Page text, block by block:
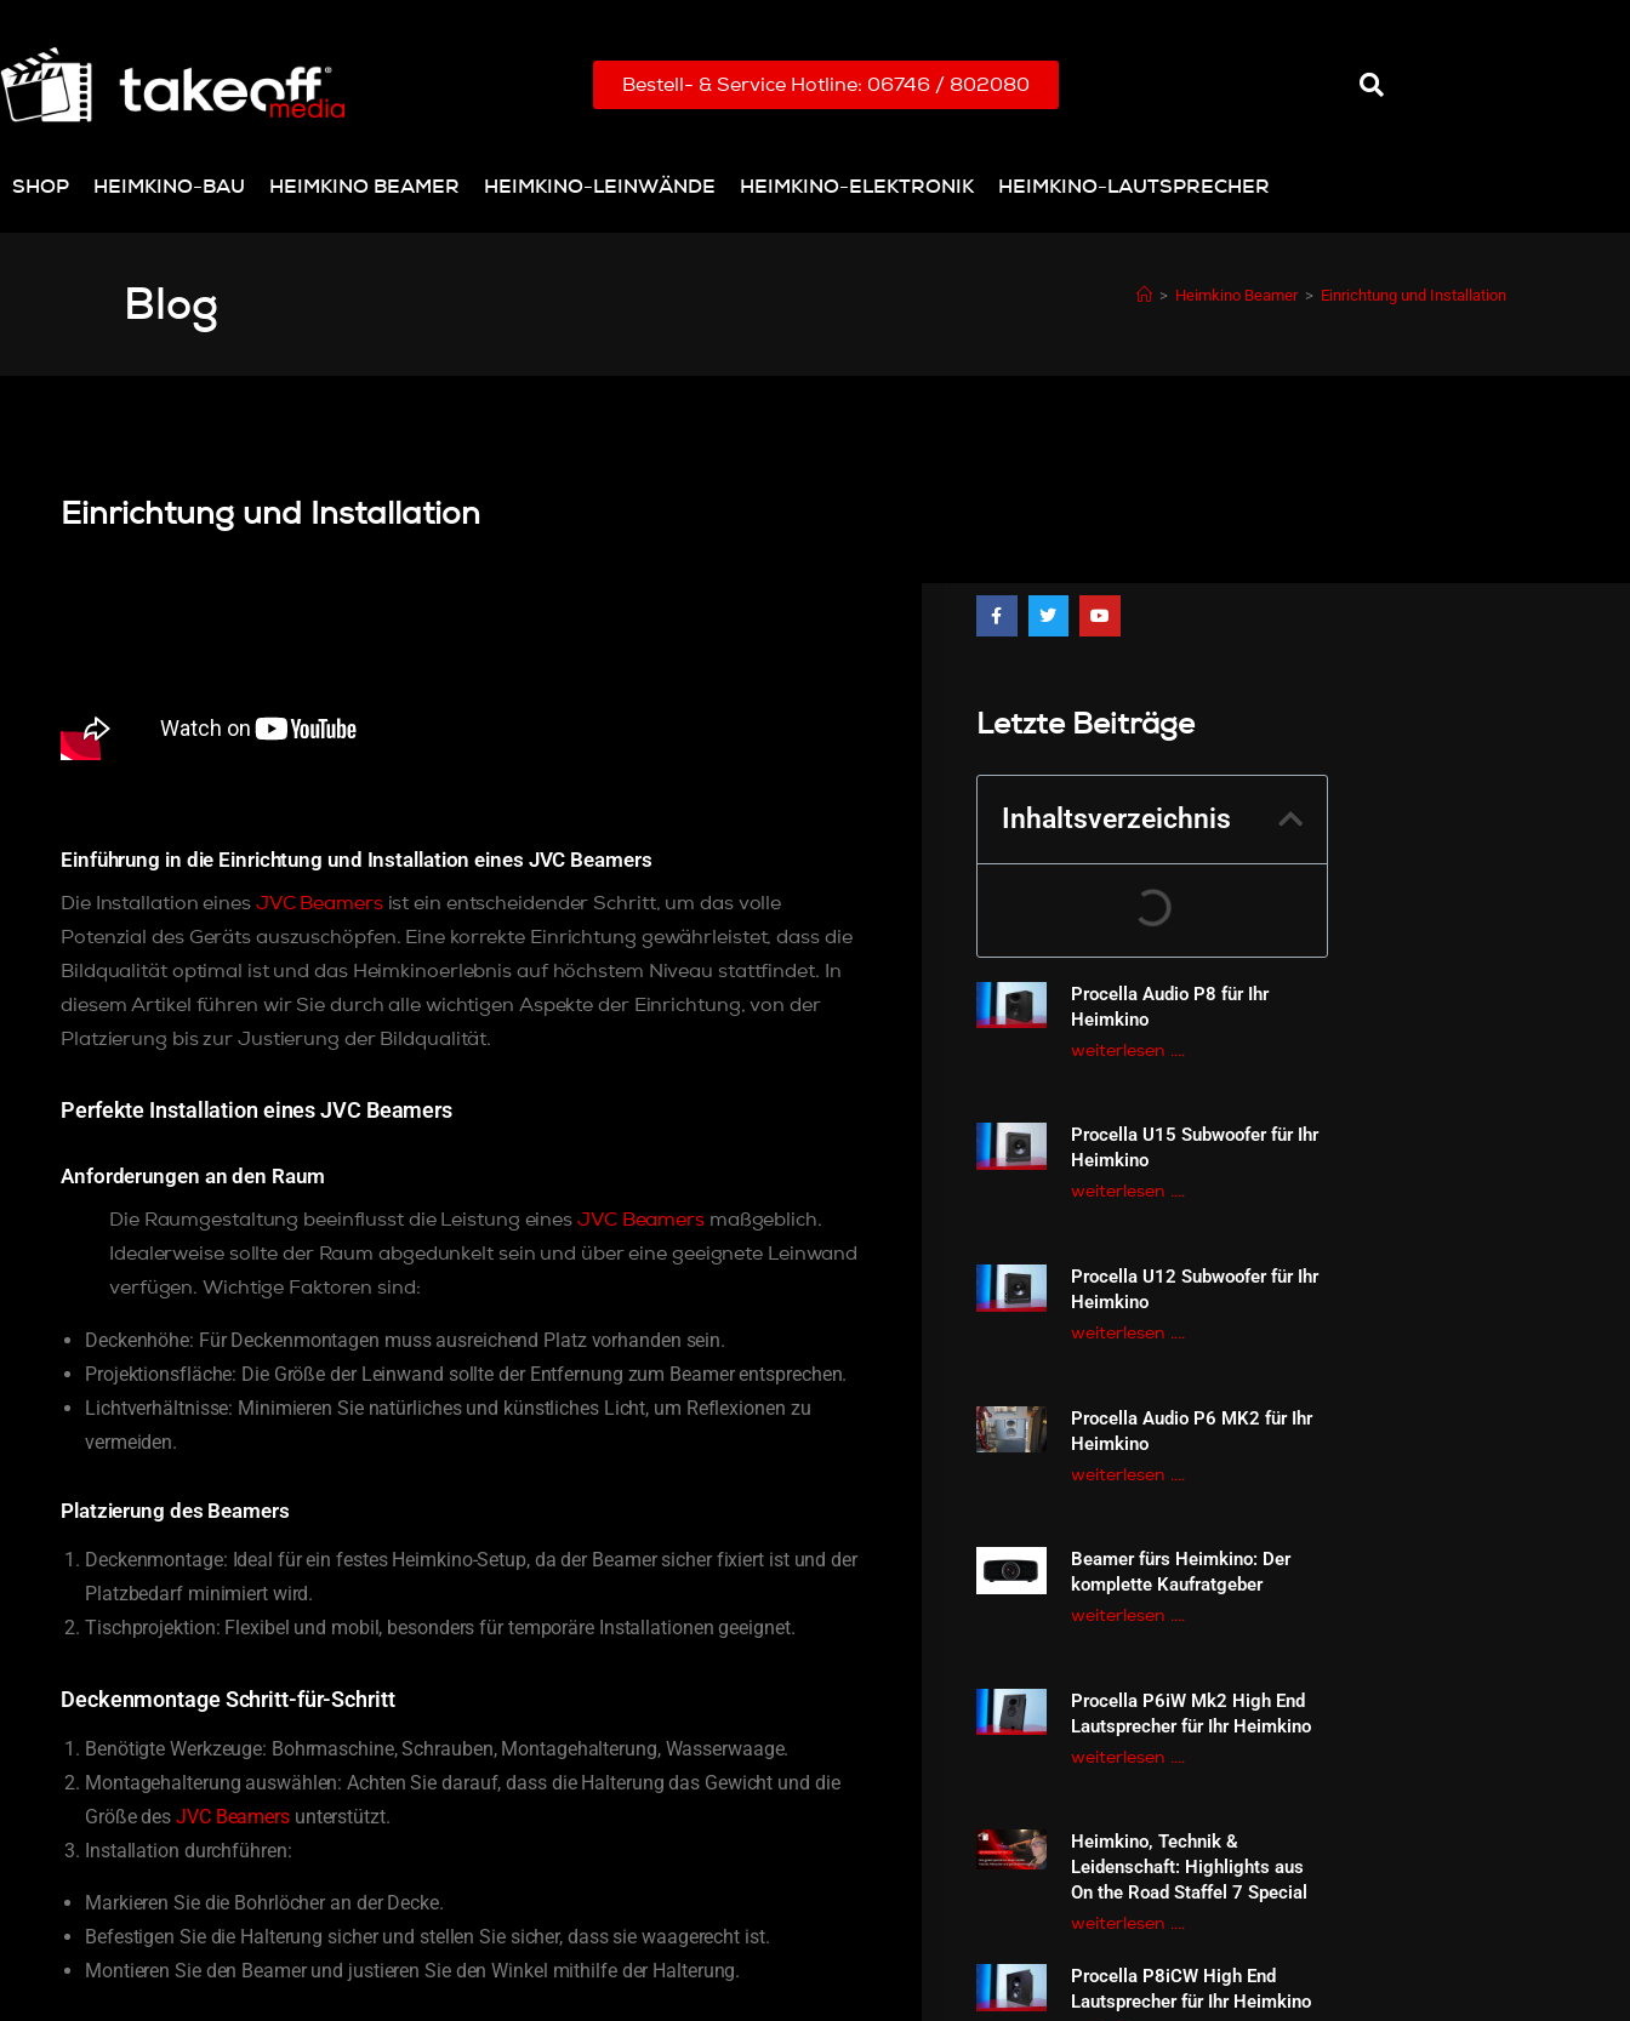
Bestell- & Service Hotline: 06746 / 802080
SHOP HEIMKINO-BAU HEIMKINO BEAMER HEIMKINO-LEINWÄNDE HEIMKINO-ELEKTRONIK HEIMKINO-LAUTSPRECHER
Blog > Heimkino Beamer > Einrichtung und Installation
Einrichtung und Installation
Einrichtung und Installation
Einführung in die Einrichtung und Installation eines JVC Beamers
Die Installation eines JVC Beamersist ein entscheidender Schritt, um das volle
Potenzial des Geräts auszuschöpfen. Eine korrekte Einrichtung gewährleistet, dass die
Bildqualität optimal ist und das Heimkinoerlebnis auf höchstem Niveau stattfindet. In
diesem Artikel führen wir Sie durch alle wichtigen Aspekte der Einrichtung, von der
Platzierung bis zur Justierung der Bildqualität.
Perfekte Installation eines JVC Beamers
Anforderungen an den Raum
Die Raumgestaltung beeinflusst die Leistung eines JVC Beamersmaßgeblich.
Idealerweise sollte der Raum abgedunkelt sein und über eine geeignete Leinwand
verfügen. Wichtige Faktoren sind:
Deckenhöhe: Für Deckenmontagen muss ausreichend Platz vorhanden sein.
Projektionsfläche: Die Größe der Leinwand sollte der Entfernung zum Beamer entsprechen.
Lichtverhältnisse: Minimieren Sie natürliches und künstliches Licht, um Reflexionen zu
vermeiden.
Platzierung des Beamers
Deckenmontage: Ideal für ein festes Heimkino-Setup, da der Beamer sicher fixiert ist und der
Platzbedarf minimiert wird.
Tischprojektion: Flexibel und mobil, besonders für temporäre Installationen geeignet.
Deckenmontage Schritt-für-Schritt
Benötigte Werkzeuge: Bohrmaschine, Schrauben, Montagehalterung, Wasserwaage.
Montagehalterung auswählen: Achten Sie darauf, dass die Halterung das Gewicht und die
Größe desJVC Beamersunterstützt.
Installation durchführen:
Markieren Sie die Bohrlöcher an der Decke.
Befestigen Sie die Halterung sicher und stellen Sie sicher, dass sie waagerecht ist.
Montieren Sie den Beamer und justieren Sie den Winkel mithilfe der Halterung.
Letzte Beiträge
Inhaltsverzeichnis
Procella Audio P8 für Ihr
Heimkino
weiterlesen ....
Procella U15 Subwoofer für Ihr
Heimkino
weiterlesen ....
Procella U12 Subwoofer für Ihr
Heimkino
weiterlesen ....
Procella Audio P6 MK2 für Ihr
Heimkino
weiterlesen ....
Beamer fürs Heimkino: Der
komplette Kaufratgeber
weiterlesen ....
Procella P6iW Mk2 High End
Lautsprecher für Ihr Heimkino
weiterlesen ....
Heimkino, Technik &
Leidenschaft: Highlights aus
On the Road Staffel 7 Special
weiterlesen ....
Procella P8iCW High End
Lautsprecher für Ihr Heimkino